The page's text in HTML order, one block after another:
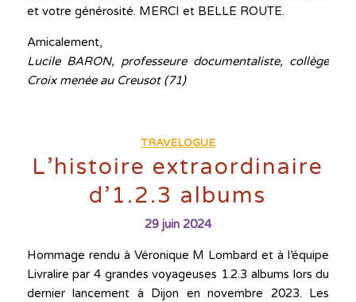
et votre générosité. MERCI et BELLE ROUTE.
Amicalement,
Lucile BARON, professeure documentaliste, collège
Croix menée au Creusot (71)
TRAVELOGUE
L’histoire extraordinaire
d’1.2.3 albums
29 juin 2024
Hommage rendu à Véronique M Lombard et à l’équipe
Livralire par 4 grandes voyageuses 1.2.3 albums lors du
dernier lancement à Dijon en novembre 2023. Les